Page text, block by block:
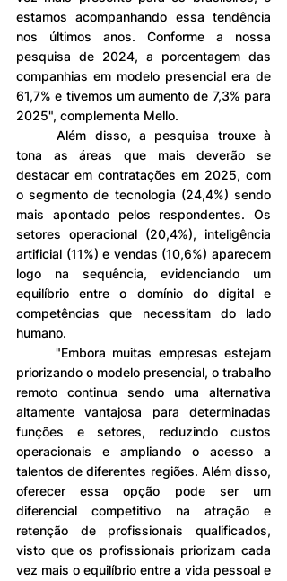
estamos acompanhando essa tendência
nos últimos anos. Conforme a nossa
pesquisa de 2024, a porcentagem das
companhias em modelo presencial era de
61,7% e tivemos um aumento de 7,3% para
2025", complementa Mello.
	Além disso, a pesquisa trouxe à
tona as áreas que mais deverão se
destacar em contratações em 2025, com
o segmento de tecnologia (24,4%) sendo
mais apontado pelos respondentes. Os
setores operacional (20,4%), inteligência
artificial (11%) e vendas (10,6%) aparecem
logo na sequência, evidenciando um
equilíbrio entre o domínio do digital e
competências que necessitam do lado
humano.
priorizando o modelo presencial, o trabalho
remoto continua sendo uma alternativa
altamente vantajosa para determinadas
funções e setores, reduzindo custos
operacionais e ampliando o acesso a
talentos de diferentes regiões. Além disso,
oferecer essa opção pode ser um
diferencial competitivo na atração e
retenção de profissionais qualificados,
visto que os profissionais priorizam cada
vez mais o equilíbrio entre a vida pessoal e